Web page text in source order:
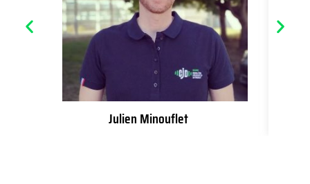
Julien Minouflet